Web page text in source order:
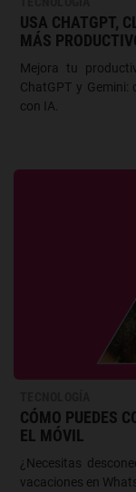
USA CHATGPT,
MÁS
Mejora tu
ChatGPT y
con IA.
CÓMO PUEDES
EL MÓVIL
¿Necesitas
vacaciones en